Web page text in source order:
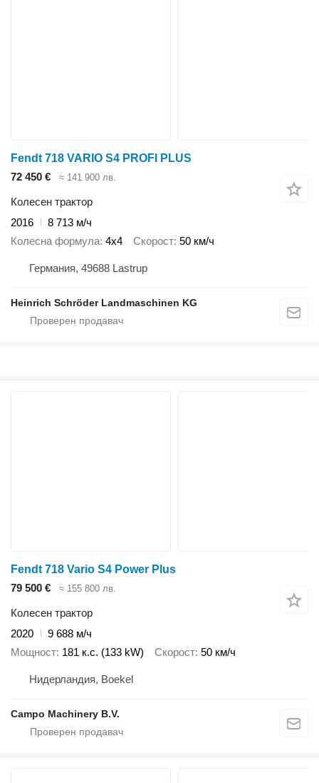
Fendt 718 VARIO S4 PROFI PLUS
72 450 €
≈ 141 900 лв.
Колесен трактор
2016
8 713 м/ч
Колесна формула 4x4 Скорост 50 км/ч
Германия, 49688 Lastrup
Heinrich Schröder Landmaschinen KG
Fendt 718 Vario S4 Power Plus
79 500 €
≈ 155 800 лв.
Колесен трактор
2020
9 688 м/ч
Мощност 181 к.с. (133 kW) Скорост 50 км/ч
Нидерландия, Boekel
Campo Machinery B.V.